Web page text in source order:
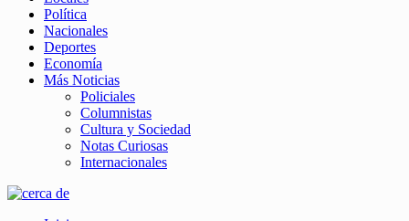
Política
Nacionales
Deportes
Economía
Más Noticias
Policiales
Columnistas
Cultura y Sociedad
Notas Curiosas
Internacionales